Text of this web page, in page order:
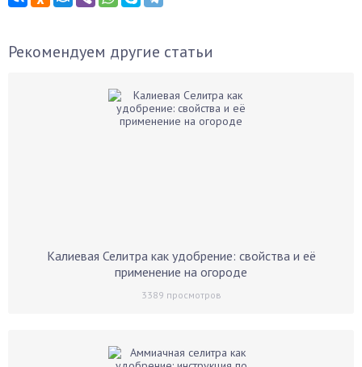
Рекомендуем другие статьи
Калиевая Селитра как удобрение: свойства и её
применение на огороде
3389 просмотров